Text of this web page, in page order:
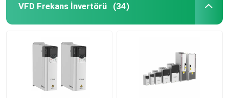
VFD Frekans İnvertörü (34)